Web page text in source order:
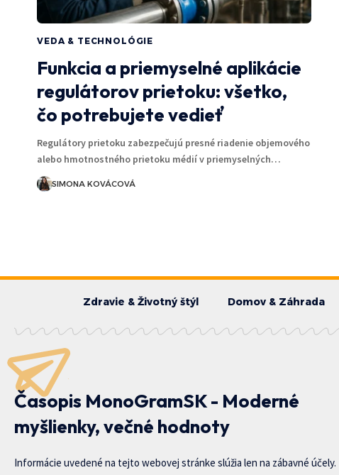
VEDA & TECHNOLÓGIE
Funkcia a priemyselné aplikácie
regulátorov prietoku: všetko,
čo potrebujete vedieť
Regulátory prietoku zabezpečujú presné riadenie objemového
alebo hmotnostného prietoku médií v priemyselných…
SIMONA KOVÁCOVÁ
Zdravie & Životný štýl Domov & Záhrada
Časopis MonoGramSK - Moderné
myšlienky, večné hodnoty
Informácie uvedené na tejto webovej stránke slúžia len na zábavné účely.